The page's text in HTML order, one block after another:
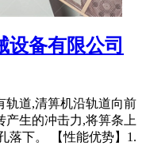
设备有限公司
轨道,清箅机沿轨道向前
产生的冲击力,将箅条上
落下。 【性能优势】1.